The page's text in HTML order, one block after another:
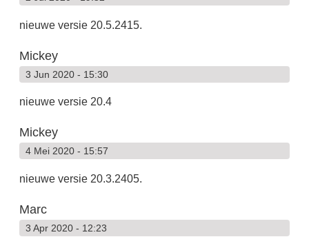
nieuwe versie 20.5.2415.
Mickey
3 Jun 2020 - 15:30
nieuwe versie 20.4
Mickey
4 Mei 2020 - 15:57
nieuwe versie 20.3.2405.
Marc
3 Apr 2020 - 12:23